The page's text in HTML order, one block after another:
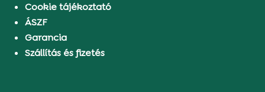
Cookie tájékoztató
ÁSZF
Garancia
Szállítás és fizetés